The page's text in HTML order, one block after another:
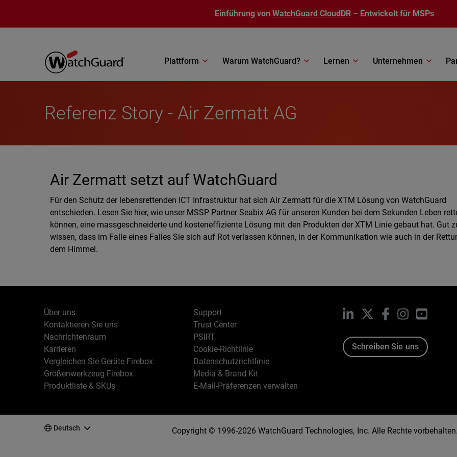
Einführung von WatchGuard CloudDR – Entwickelt für MSPs
Plattform Warum WatchGuard? Lernen Unternehmen
Referenz Story - Air Zermatt AG
Air Zermatt setzt auf WatchGuard
Für den Schutz der lebensrettenden ICT Infrastruktur hat sich Air Zermatt für die XTM Lösung von WatchGuard
entschieden. Lesen Sie hier, wie unser MSSP Partner Seabix AG für unseren Kunden bei dem Sekunden Leben
können, eine massgeschneiderte und kosteneffiziente Lösung mit den Produkten der XTM Linie gebaut hat. Gut
wissen, dass im Falle eines Falles Sie sich auf Rot verlassen können, in der Kommunikation wie auch in der
dem Himmel.
Über uns
Kontaktieren Sie uns
Nachrichtenraum
Karrieren
Vergleichen Sie Geräte Firebox
Größenwerkzeug Firebox
Produktliste & SKUs
Support
Trust Center
PSIRT
Cookie-Richtlinie
Datenschutzrichtlinie
Media & Brand Kit
E-Mail-Präferenzen verwalten
LinkedIn Facebook
InstagramYouTube
Schreiben Sie uns
Deutsch Copyright © 1996-2026 WatchGuard Technologies, Inc. Alle Rechte vorbehalten.